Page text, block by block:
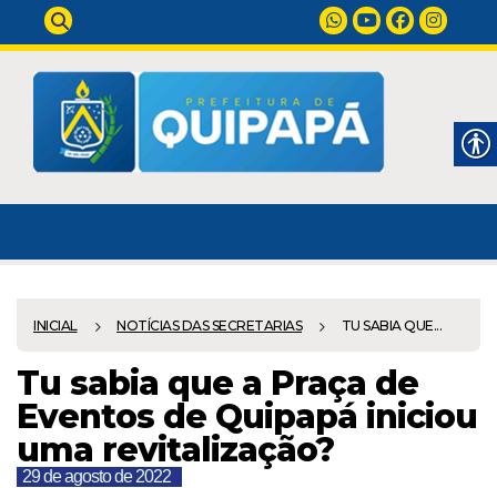
INICIAL NOTÍCIAS DAS SECRETARIAS TU SABIA QUE...
Tu sabia que a Praça de
Eventos de Quipapá iniciou
uma revitalização?
29 de agosto de 2022